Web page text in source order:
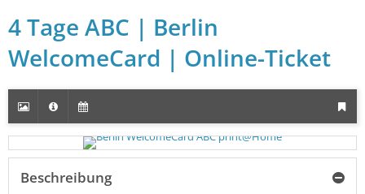
4 Tage ABC | Berlin
WelcomeCard | Online-Ticket
Beschreibung